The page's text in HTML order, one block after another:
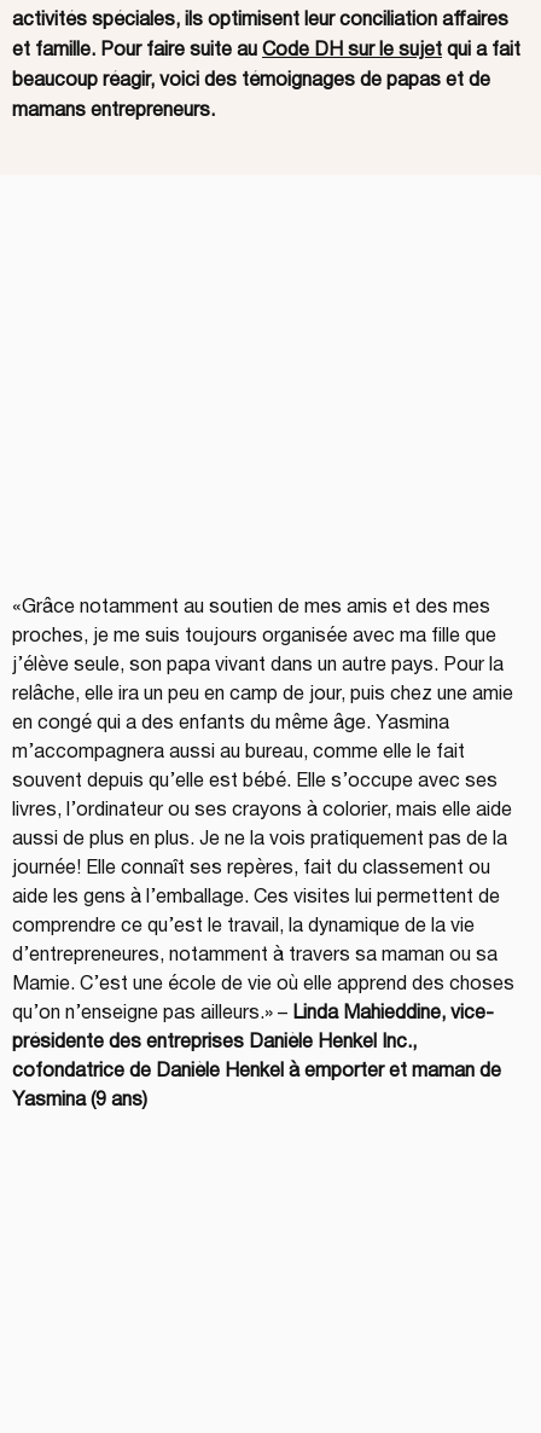
«Grâce notamment au soutien de mes amis et des mes
proches, je me suis toujours organisée avec ma fille que
j’élève seule, son papa vivant dans un autre pays. Pour la
relâche, elle ira un peu en camp de jour, puis chez une amie
en congé qui a des enfants du même âge. Yasmina
m’accompagnera aussi au bureau, comme elle le fait
souvent depuis qu’elle est bébé. Elle s’occupe avec ses
livres, l’ordinateur ou ses crayons à colorier, mais elle aide
aussi de plus en plus. Je ne la vois pratiquement pas de la
journée! Elle connaît ses repères, fait du classement ou
aide les gens à l’emballage. Ces visites lui permettent de
comprendre ce qu’est le travail, la dynamique de la vie
d’entrepreneures, notamment à travers sa maman ou sa
Mamie. C’est une école de vie où elle apprend des choses
qu’on n’enseigne pas ailleurs.» – Linda Mahieddine, vice-
présidente des entreprises Danièle Henkel Inc.,
cofondatrice de Danièle Henkel à emporter et maman de
Yasmina (9 ans)
activités spéciales, ils optimisent leur conciliation affaires
et famille. Pour faire suite au Code DH sur le sujet qui a fait
beaucoup réagir, voici des témoignages de papas et de
mamans entrepreneurs.